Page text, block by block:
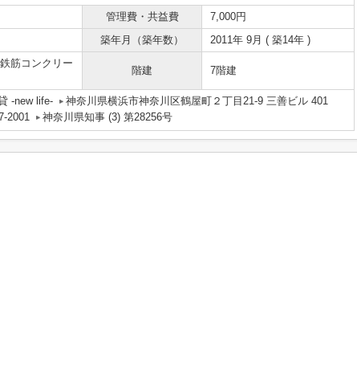
管理費・共益費
7,000円
築年月（築年数） 2011年 9月 ( 築14年 )
筋コンクリー
階建 7階建
-new life-
神奈川県横浜市神奈川区鶴屋町２丁目21-9 三善ビル 401
2001
神奈川県知事 (3) 第28256号